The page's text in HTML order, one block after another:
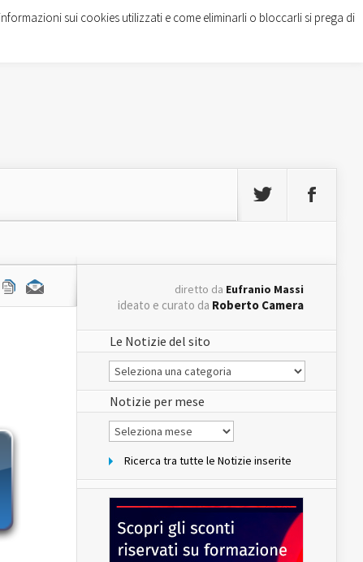
diretto da Eufranio Massi
ideato e curato da Roberto Camera
Le Notizie del sito
Le
Notizie
del
sito
Notizie per mese
Notizie
per
Ricerca tra tutte le Notizie inserite
sui cookies utilizzati e come eliminarli o bloccarli si prega di